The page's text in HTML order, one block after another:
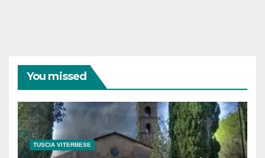
You missed
TUSCIA VITERBESE